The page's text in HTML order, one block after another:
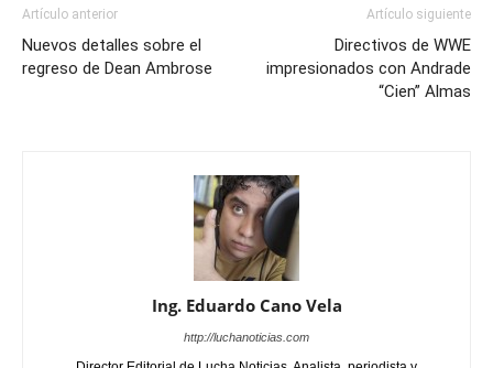
Artículo anterior
Nuevos detalles sobre el
regreso de Dean Ambrose
Artículo siguiente
Directivos de WWE
impresionados con Andrade
“Cien” Almas
Ing. Eduardo Cano Vela
http://luchanoticias.com